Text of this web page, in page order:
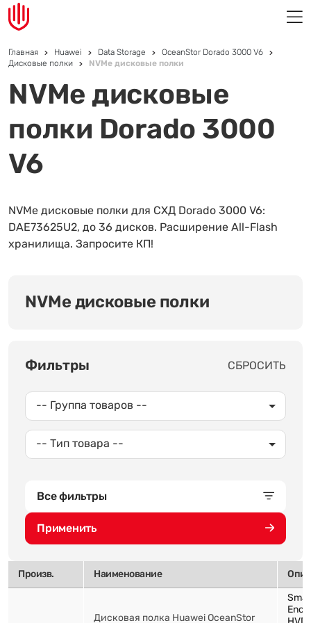
Главная Huawei Data Storage
OceanStor Dorado 3000 V6
Дисковые полки
NVMe дисковые полки
NVMe дисковые
полки Dorado 3000
V6
NVMe дисковые полки для СХД Dorado 3000 V6:
DAE73625U2, до 36 дисков. Расширение All-Flash
хранилища. Запросите КП!
NVMe дисковые полки
Фильтры СБРОСИТЬ
-- Группа товаров --
-- Тип товара --
Все фильтры
Применить
Произв. Наименование
Дисковая полка Huawei OceanStor